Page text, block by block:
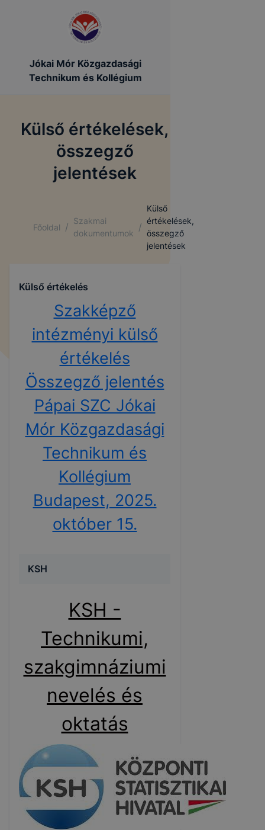
Jókai Mór Közgazdasági
Technikum és Kollégium
Külső értékelések,
összegző
jelentések
Főoldal /
Szakmai
dokumentumok
/
Külső
értékelések,
összegző
jelentések
Külső értékelés
Szakképző
intézményi külső
értékelés
Összegző jelentés
Pápai SZC Jókai
Mór Közgazdasági
Technikum és
Kollégium
Budapest, 2025.
október 15.
KSH
KSH -
Technikumi,
szakgimnáziumi
nevelés és
oktatás